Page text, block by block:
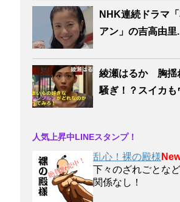
NHK連続ドラマ
アン」の吉高由里
綾瀬はるか 胸揺
騒ぎ！？スイカも
人気上昇中LINEスタンプ！
乱心！裸の殿様
下々のざれごとな
関係なし！